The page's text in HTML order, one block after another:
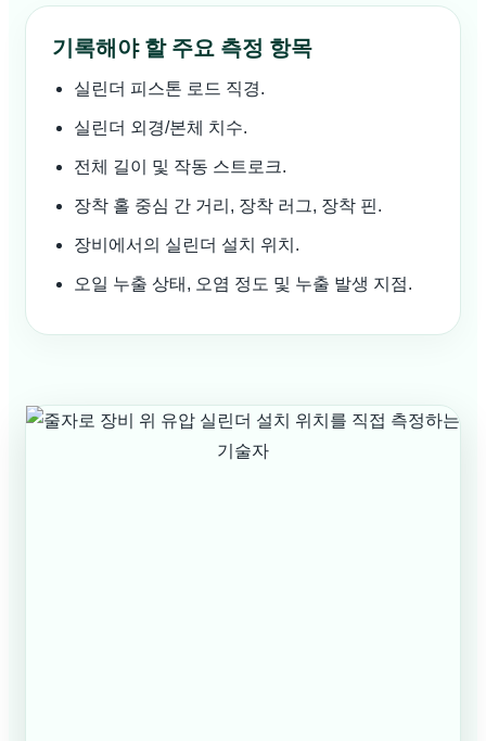
기록해야 할 주요 측정 항목
실린더 피스톤 로드 직경.
실린더 외경/본체 치수.
전체 길이 및 작동 스트로크.
장착 홀 중심 간 거리, 장착 러그, 장착 핀.
장비에서의 실린더 설치 위치.
오일 누출 상태, 오염 정도 및 누출 발생 지점.